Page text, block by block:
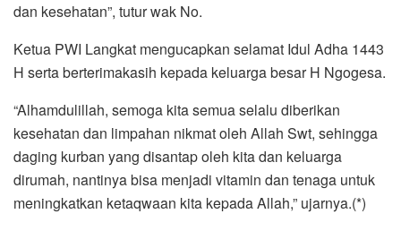
dan kesehatan”, tutur wak No.
Ketua PWI Langkat mengucapkan selamat Idul Adha 1443
H serta berterimakasih kepada keluarga besar H Ngogesa.
“Alhamdulillah, semoga kita semua selalu diberikan
kesehatan dan limpahan nikmat oleh Allah Swt, sehingga
daging kurban yang disantap oleh kita dan keluarga
dirumah, nantinya bisa menjadi vitamin dan tenaga untuk
meningkatkan ketaqwaan kita kepada Allah,” ujarnya.(*)